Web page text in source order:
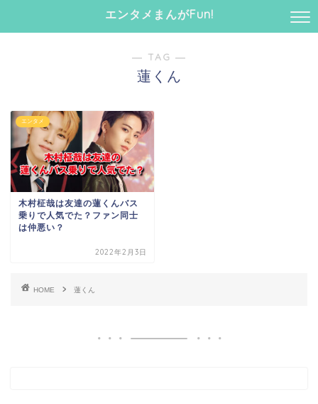
エンタメまんがFun!
― TAG ―
蓮くん
エンタメ
木村柾哉は友達の蓮くんバス
乗りで人気でた？ファン同士
は仲悪い？
2022年2月3日
HOME 蓮くん